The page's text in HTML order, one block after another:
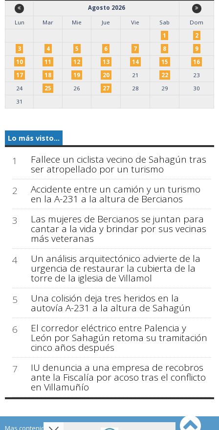
Agosto 2026
Lun
Mar Mie Jue Vie Sab
Dom
1
2
3
4 5 6 7 8
9
10
11 12 13 14 15
16
17
18 19 20 21 22
23
24
25 26 27 28 29
30
31
Lo más visto...
1 Fallece un ciclista vecino de Sahagún tras
ser atropellado por un turismo
2
Accidente entre un camión y un turismo
en la A-231 a la altura de Bercianos
3
Las mujeres de Bercianos se juntan para
cantar a la vida y brindar por sus vecinas
más veteranas
4
Un análisis arquitectónico advierte de la
urgencia de restaurar la cubierta de la
torre de la iglesia de Villamol
5
Una colisión deja tres heridos en la
autovía A-231 a la altura de Sahagún
6
El corredor eléctrico entre Palencia y
León por Sahagún retoma su tramitación
cinco años después
7
IU denuncia a una empresa de recobros
ante la Fiscalía por acoso tras el conflicto
en Villamuñío